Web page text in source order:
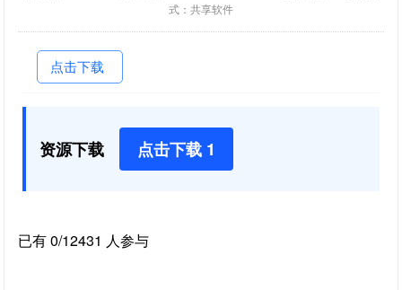
式：共享软件
点击下载
资源下载 点击下载 1
已有 0/12431 人参与